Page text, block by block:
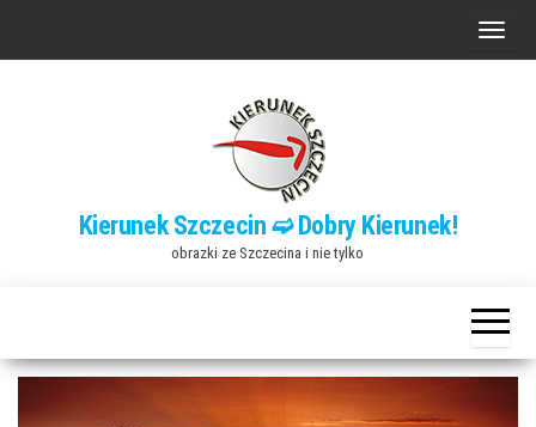
P
n
a
w
Kierunek Szczecin ➫ Dobry Kierunek!
obrazki ze Szczecina i nie tylko